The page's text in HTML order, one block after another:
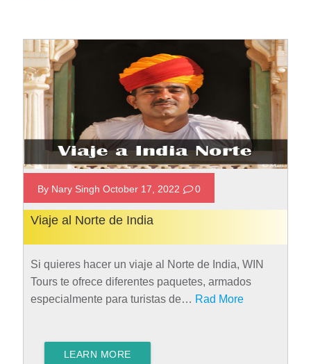
By Nary Singh October 17, 2022 0
Viaje al Norte de India
Si quieres hacer un viaje al Norte de India, WIN
Tours te ofrece diferentes paquetes, armados
especialmente para turistas de… Rad More
LEARN MORE